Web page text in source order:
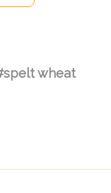
wheat